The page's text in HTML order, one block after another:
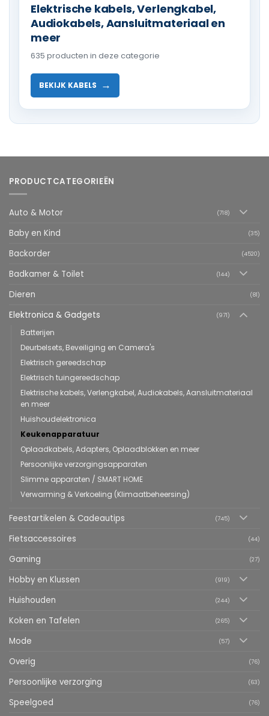
Elektrische kabels, Verlengkabel,
Audiokabels, Aansluitmateriaal en
meer
635 producten in deze categorie
BEKIJK KABELS →
PRODUCTCATEGORIEËN
Auto & Motor (718)
Baby en Kind (35)
Backorder (4520)
Badkamer & Toilet (144)
Dieren (81)
Elektronica & Gadgets (971)
Batterijen
Deurbelsets, Beveiliging en Camera's
Elektrisch gereedschap
Elektrisch tuingereedschap
Elektrische kabels, Verlengkabel, Audiokabels, Aansluitmateriaal
en meer
Huishoudelektronica
Keukenapparatuur
Oplaadkabels, Adapters, Oplaadblokken en meer
Persoonlijke verzorgingsapparaten
Slimme apparaten / SMART HOME
Verwarming & Verkoeling (Klimaatbeheersing)
Feestartikelen & Cadeautips (745)
Fietsaccessoires (44)
Gaming (27)
Hobby en Klussen (919)
Huishouden (244)
Koken en Tafelen (265)
Mode (57)
Overig (76)
Persoonlijke verzorging (63)
Speelgoed (76)